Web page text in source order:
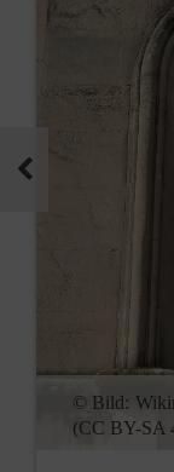
© Bild:
(CC BY-SA